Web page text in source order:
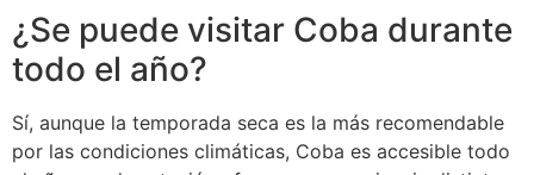
¿Se puede visitar Coba durante
todo el año?
Sí, aunque la temporada seca es la más recomendable
por las condiciones climáticas, Coba es accesible todo